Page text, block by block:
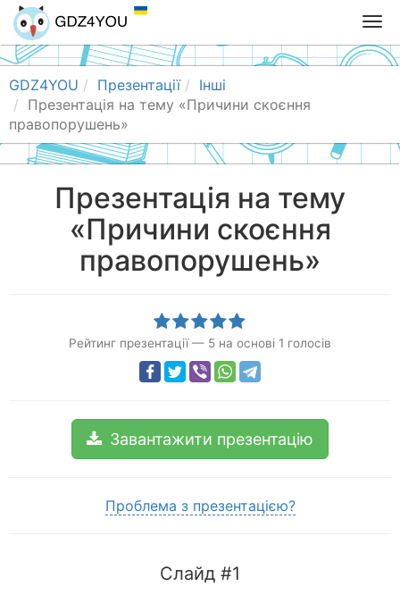
T
o
g
n
a
GDZ4YOU Презентації
Інші
Презентація на тему «Причини скоєння
правопорушень»
Презентація на тему
«Причини скоєння
правопорушень»
Рейтинг презентації — 5 на основі 1 голосів
Завантажити презентацію
Проблема з презентацією?
Слайд #1